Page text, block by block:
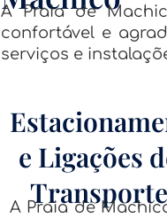
A Praia de
confortável e
serviços e
e Ligações
Transporte
A Praia de